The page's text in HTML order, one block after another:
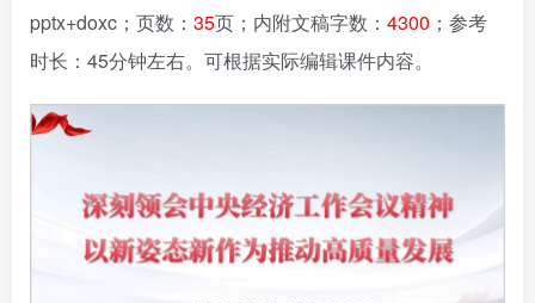
pptx+doxc；页数： 35页；内附文稿字数： 4300 ；参考
时长：45分钟左右。可根据实际编辑课件内容。